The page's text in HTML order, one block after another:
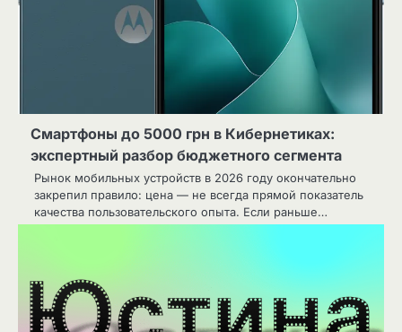
Смартфоны до 5000 грн в Кибернетиках:
экспертный разбор бюджетного сегмента
Рынок мобильных устройств в 2026 году окончательно
закрепил правило: цена — не всегда прямой показатель
качества пользовательского опыта. Если раньше…